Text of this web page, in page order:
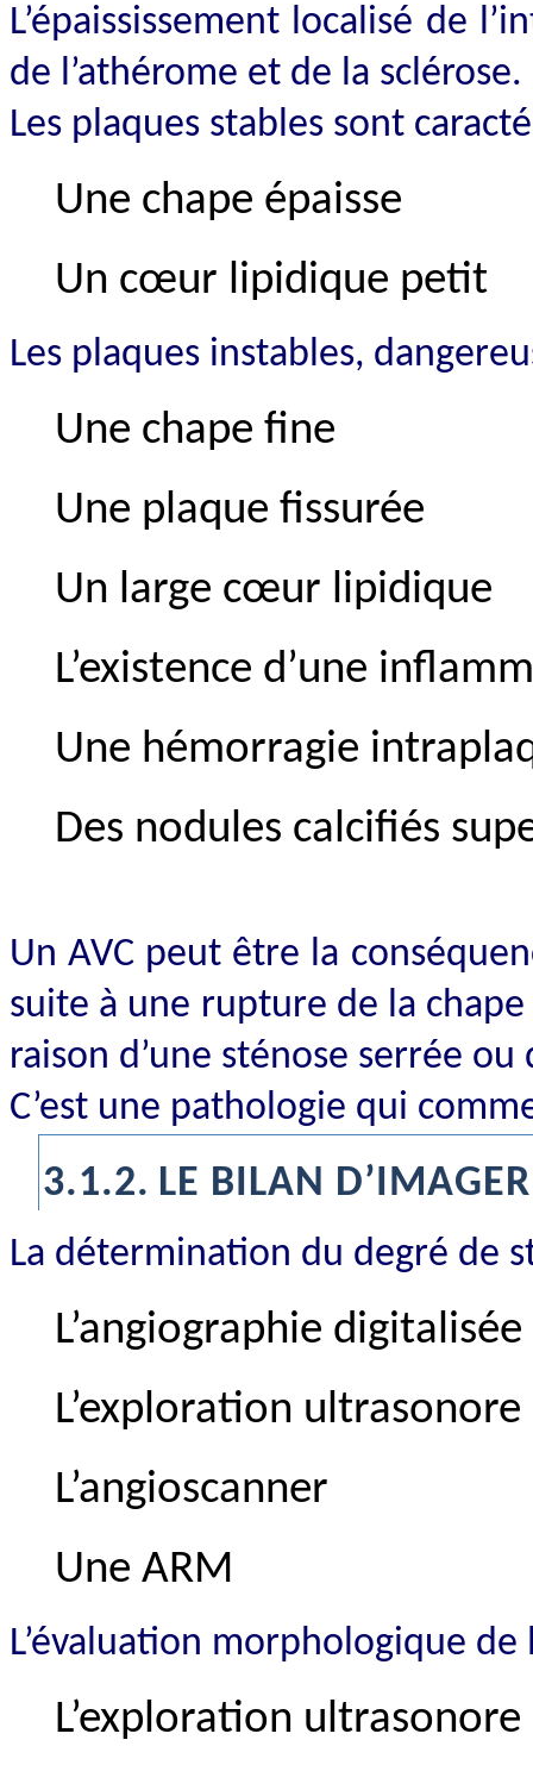
L’épaississement localisé de
de l’athérome et de la sclérose.
Les plaques stables sont
Une chape épaisse
Un cœur lipidique petit
Les plaques instables,
Une chape fine
Une plaque fissurée
Un large cœur lipidique
L’existence d’une
Une hémorragie
Des nodules calcifiés
Un AVC peut être la
suite à une rupture de la
raison d’une sténose serrée
C’est une pathologie qui
3.1.2. LE BILAN
La détermination du degré de
L’angiographie digitalisée
L’exploration
L’angioscanner
Une ARM
L’évaluation morphologique
L’exploration ultrasonore